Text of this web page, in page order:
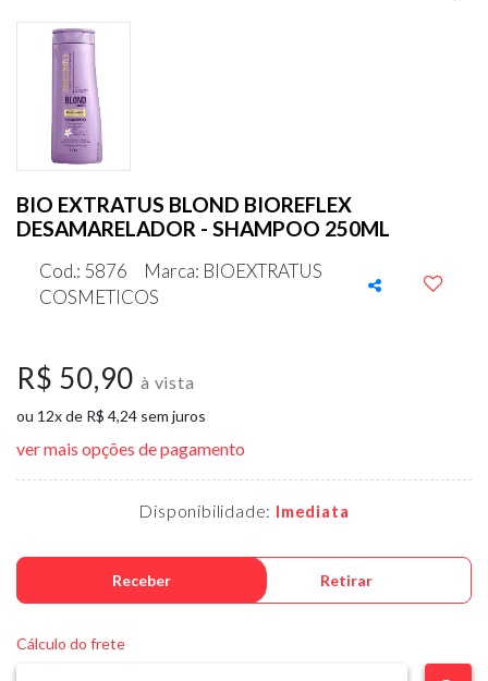
BIO EXTRATUS BLOND BIOREFLEX
DESAMARELADOR - SHAMPOO 250ML
Cod.: 5876
Marca: BIOEXTRATUS
COSMETICOS
R$ 50,90à vista
ou 12x de R$ 4,24 sem juros
ver mais opções de pagamento
Disponibilidade: Imediata
Receber Retirar
Cálculo do frete